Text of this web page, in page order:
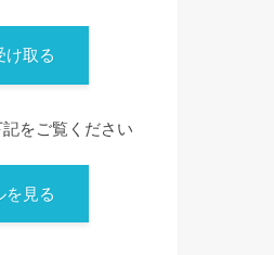
け取る
をご覧ください
を見る